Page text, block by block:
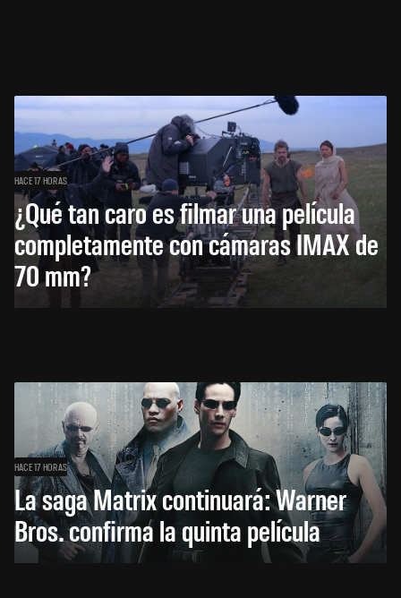
HACE 17 HORAS
¿Qué tan caro es filmar una película
completamente con cámaras IMAX de
70 mm?
HACE 17 HORAS
La saga Matrix continuará: Warner
Bros. confirma la quinta película